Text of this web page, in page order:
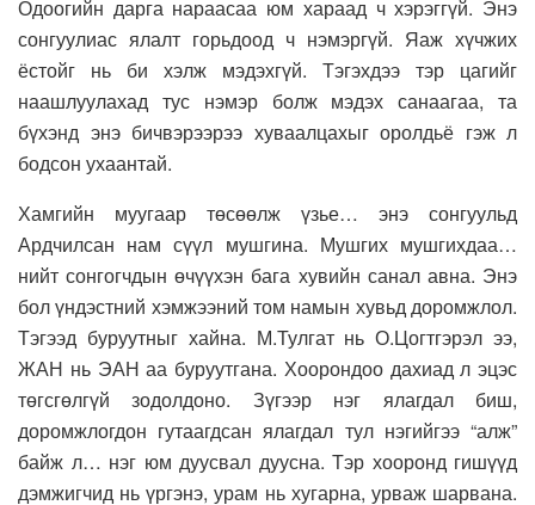
Одоогийн дарга нараасаа юм хараад ч хэрэггүй. Энэ
сонгуулиас ялалт горьдоод ч нэмэргүй. Яаж хүчжих
ёстойг нь би хэлж мэдэхгүй. Тэгэхдээ тэр цагийг
наашлуулахад тус нэмэр болж мэдэх санаагаа, та
бүхэнд энэ бичвэрээрээ хуваалцахыг оролдьё гэж л
бодсон ухаантай.
Хамгийн муугаар төсөөлж үзье… энэ сонгуульд
Ардчилсан нам сүүл мушгина. Мушгих мушгихдаа…
нийт сонгогчдын өчүүхэн бага хувийн санал авна. Энэ
бол үндэстний хэмжээний том намын хувьд доромжлол.
Тэгээд буруутныг хайна. М.Тулгат нь О.Цогтгэрэл ээ,
ЖАН нь ЭАН аа буруутгана. Хоорондоо дахиад л эцэс
төгсгөлгүй зодолдоно. Зүгээр нэг ялагдал биш,
доромжлогдон гутаагдсан ялагдал тул нэгийгээ “алж”
байж л… нэг юм дуусвал дуусна. Тэр хооронд гишүүд
дэмжигчид нь үргэнэ, урам нь хугарна, урваж шарвана.